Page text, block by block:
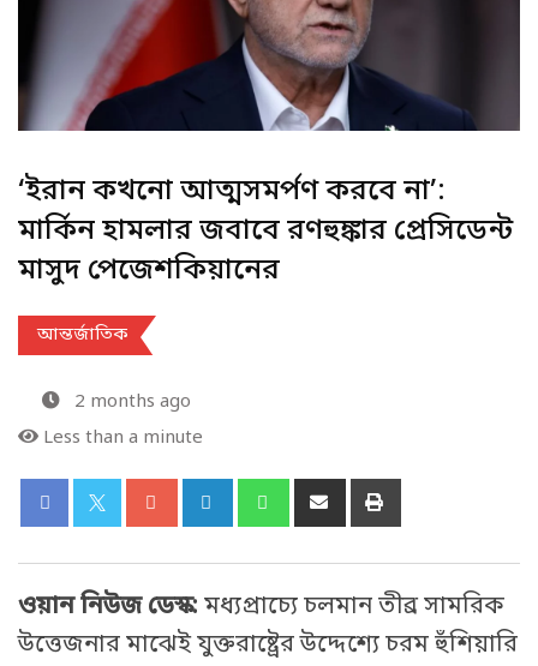
‘ইরান কখনো আত্মসমর্পণ করবে না’:
মার্কিন হামলার জবাবে রণহুঙ্কার প্রেসিডেন্ট
মাসুদ পেজেশকিয়ানের
আন্তর্জাতিক
2 months ago
Less than a minute
ওয়ান নিউজ ডেস্ক: মধ্যপ্রাচ্যে চলমান তীব্র সামরিক
উত্তেজনার মাঝেই যুক্তরাষ্ট্রের উদ্দেশ্যে চরম হুঁশিয়ারি